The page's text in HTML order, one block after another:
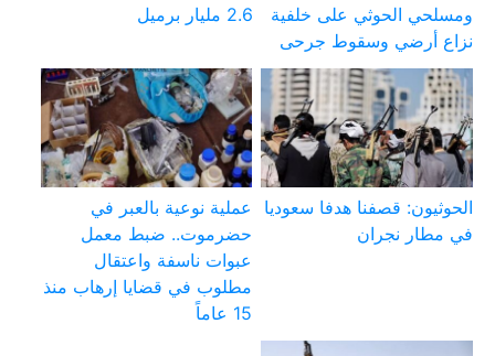
ومسلحي الحوثي على خلفية
نزاع أرضي وسقوط جرحى
2.6 مليار برميل
الحوثيون: قصفنا هدفا سعوديا
في مطار نجران
عملية نوعية بالعبر في
حضرموت.. ضبط معمل
عبوات ناسفة واعتقال
مطلوب في قضايا إرهاب منذ
15 عاماً